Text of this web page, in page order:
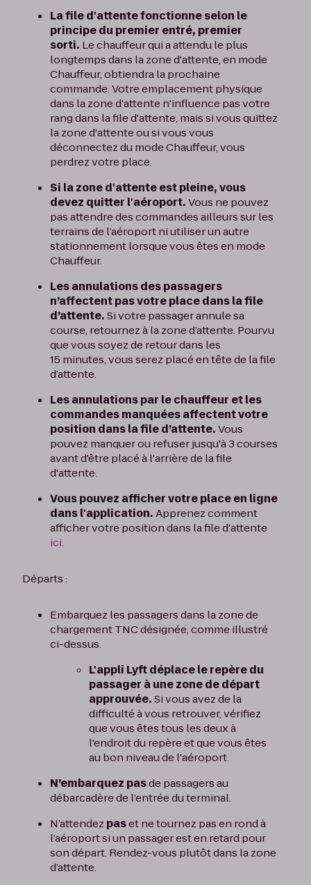
La file d'attente fonctionne selon le
principe du premier entré, premier
sorti. Le chauffeur qui a attendu le plus
longtemps dans la zone d'attente, en mode
Chauffeur, obtiendra la prochaine
commande. Votre emplacement physique
dans la zone d'attente n'influence pas votre
rang dans la file d'attente, mais si vous quittez
la zone d'attente ou si vous vous
déconnectez du mode Chauffeur, vous
perdrez votre place.
Si la zone d'attente est pleine, vous
devez quitter l'aéroport.Vous ne pouvez
pas attendre des commandes ailleurs sur les
terrains de l’aéroport ni utiliser un autre
stationnement lorsque vous êtes en mode
Chauffeur.
Les annulations des passagers
n’affectent pas votre place dans la file
d’attente.Si votre passager annule sa
course, retournez à la zone d’attente. Pourvu
que vous soyez de retour dans les
15 minutes, vous serez placé en tête de la file
d’attente.
Les annulations par le chauffeur et les
commandes manquées affectent votre
position dans la file d’attente.Vous
pouvez manquer ou refuser jusqu'à 3 courses
avant d'être placé à l'arrière de la file
d'attente.
Vous pouvez afficher votre place en ligne
dans l'application.Apprenez comment
afficher votre position dans la file d'attente
ici.
Départs :
Embarquez les passagers dans la zone de
chargement TNC désignée, comme illustré
ci-dessus.
L'appli Lyft déplace le repère du
passager à une zone de départ
approuvée.Si vous avez de la
difficulté à vous retrouver, vérifiez
que vous êtes tous les deux à
l'endroit du repère et que vous êtes
au bon niveau de l'aéroport.
N’embarquez pasde passagers au
débarcadère de l’entrée du terminal.
N’attendez paset ne tournez pas en rond à
l’aéroport si un passager est en retard pour
son départ. Rendez-vous plutôt dans la zone
d’attente.